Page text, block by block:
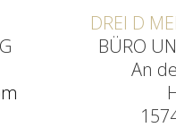
DREI D
BÜRO
An